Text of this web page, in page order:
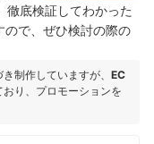
徹底検証してわかった
ので、ぜひ検討の際の
制作していますが、 EC
おり、プロモーションを